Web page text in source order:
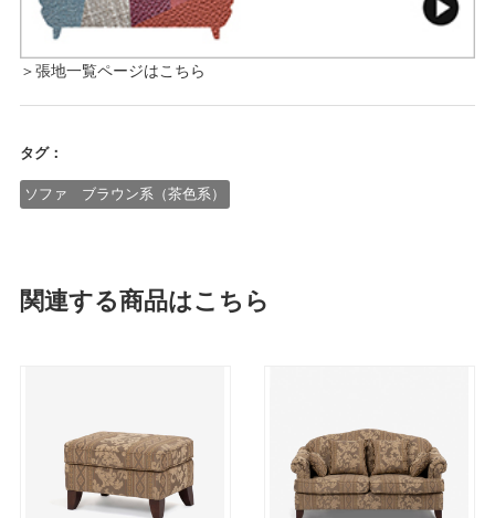
＞張地一覧ページはこちら
タグ：
ソファ ブラウン系（茶色系）
関連する商品はこちら